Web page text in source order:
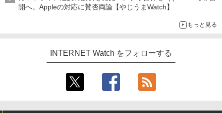
開へ。Appleの対応に賛否両論【やじうまWatch】
もっと見る
INTERNET Watch をフォローする